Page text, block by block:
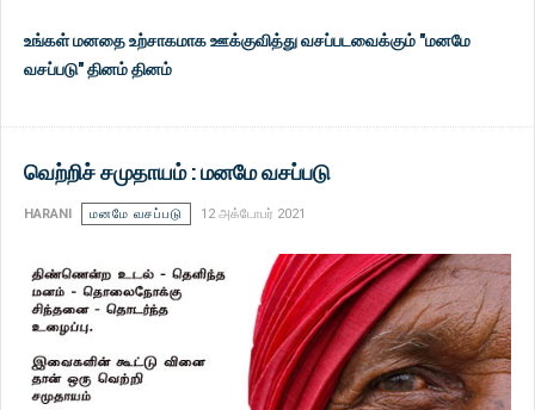
உங்கள் மனதை உற்சாகமாக ஊக்குவித்து வசப்படவைக்கும் "மனமே
வசப்படு" தினம் தினம்
வெற்றிச் சமுதாயம் : மனமே வசப்படு
HARANI மனமே வசப்படு 12 அக்டோபர் 2021